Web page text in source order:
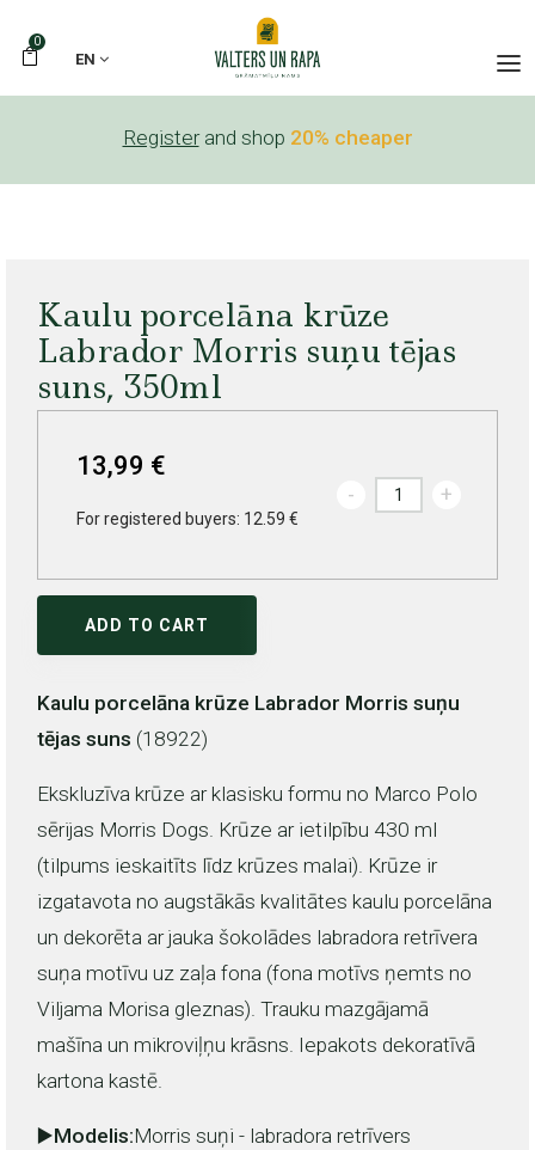
0
EN
Register and shop 20% cheaper
Kaulu porcelāna krūze
Labrador Morris suņu tējas
suns, 350ml
13,99 €
For registered buyers: 12.59 €
- +
ADD TO CART
Kaulu porcelāna krūze Labrador Morris suņu
tējas suns (18922)
Ekskluzīva krūze ar klasisku formu no Marco Polo
sērijas Morris Dogs. Krūze ar ietilpību 430 ml
(tilpums ieskaitīts līdz krūzes malai). Krūze ir
izgatavota no augstākās kvalitātes kaulu porcelāna
un dekorēta ar jauka šokolādes labradora retrīvera
suņa motīvu uz zaļa fona (fona motīvs ņemts no
Viljama Morisa gleznas). Trauku mazgājamā
mašīna un mikroviļņu krāsns. Iepakots dekoratīvā
kartona kastē.
▶️Modelis:Morris suņi - labradora retrīvers